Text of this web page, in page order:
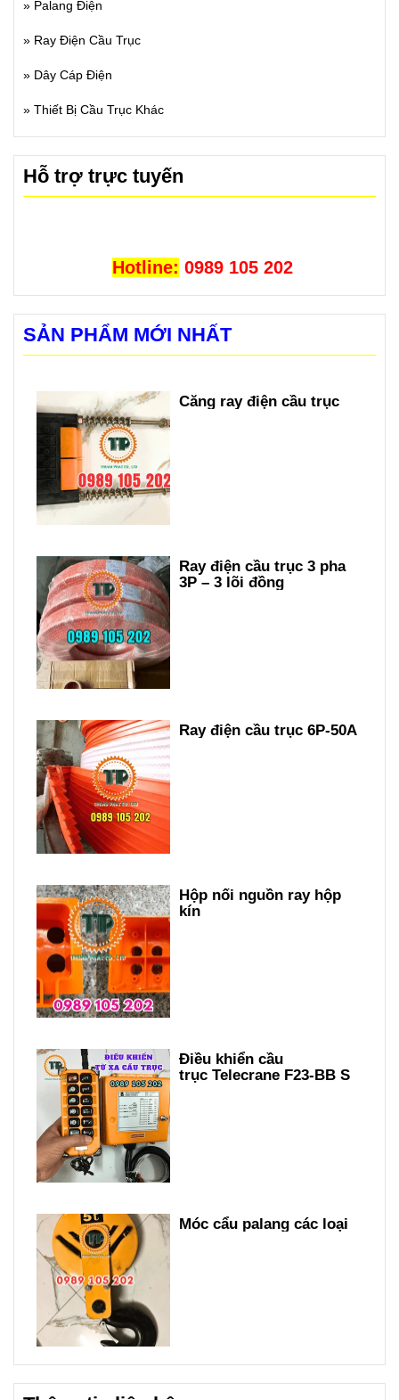
» Palang Điện
» Ray Điện Cầu Trục
» Dây Cáp Điện
» Thiết Bị Cầu Trục Khác
Hỗ trợ trực tuyến
Hotline: 0989 105 202
SẢN PHẨM MỚI NHẤT
Căng ray điện cầu trục
Ray điện cầu trục 3 pha
3P – 3 lõi đồng
Ray điện cầu trục 6P-50A
Hộp nối nguồn ray hộp
kín
Điều khiển cầu
trục Telecrane F23-BB S
Móc cẩu palang các loại